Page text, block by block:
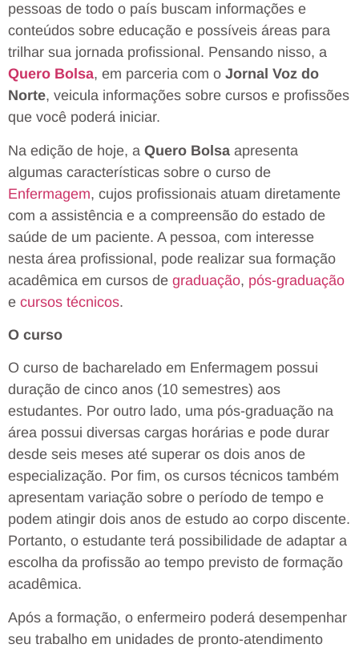
pessoas de todo o país buscam informações e
conteúdos sobre educação e possíveis áreas para
trilhar sua jornada profissional. Pensando nisso, a
Quero Bolsa, em parceria com o Jornal Voz do
Norte, veicula informações sobre cursos e profissões
que você poderá iniciar.
Na edição de hoje, a Quero Bolsa apresenta
algumas características sobre o curso de
Enfermagem, cujos profissionais atuam diretamente
com a assistência e a compreensão do estado de
saúde de um paciente. A pessoa, com interesse
nesta área profissional, pode realizar sua formação
acadêmica em cursos de graduação, pós-graduação
e cursos técnicos.
O curso
O curso de bacharelado em Enfermagem possui
duração de cinco anos (10 semestres) aos
estudantes. Por outro lado, uma pós-graduação na
área possui diversas cargas horárias e pode durar
desde seis meses até superar os dois anos de
especialização. Por fim, os cursos técnicos também
apresentam variação sobre o período de tempo e
podem atingir dois anos de estudo ao corpo discente.
Portanto, o estudante terá possibilidade de adaptar a
escolha da profissão ao tempo previsto de formação
acadêmica.
Após a formação, o enfermeiro poderá desempenhar
seu trabalho em unidades de pronto-atendimento